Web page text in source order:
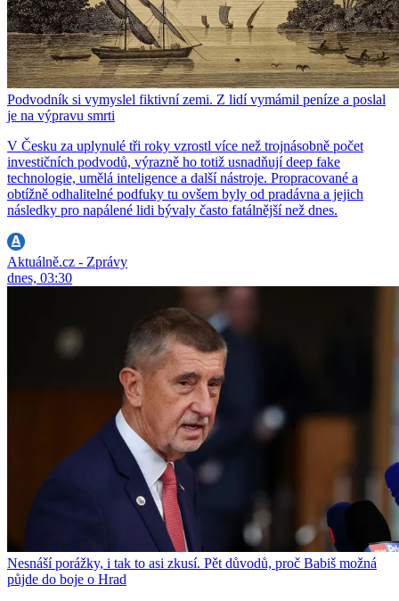
Podvodník si vymyslel fiktivní zemi. Z lidí vymámil peníze a poslal
je na výpravu smrti
V Česku za uplynulé tři roky vzrostl více než trojnásobně počet
investičních podvodů, výrazně ho totiž usnadňují deep fake
technologie, umělá inteligence a další nástroje. Propracované a
obtížně odhalitelné podfuky tu ovšem byly od pradávna a jejich
následky pro napálené lidi bývaly často fatálnější než dnes.
Aktuálně.cz - Zprávy
dnes, 03:30
Nesnáší porážky, i tak to asi zkusí. Pět důvodů, proč Babiš možná
půjde do boje o Hrad